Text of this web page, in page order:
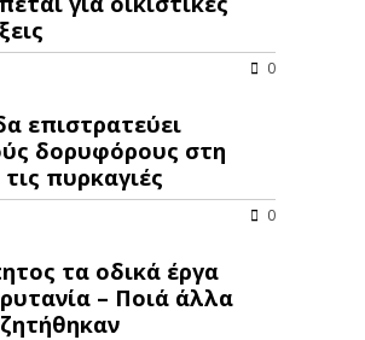
0
επιστρατεύει
δορυφόρους στη
πυρκαγιές
0
τα οδικά έργα
– Ποιά άλλα